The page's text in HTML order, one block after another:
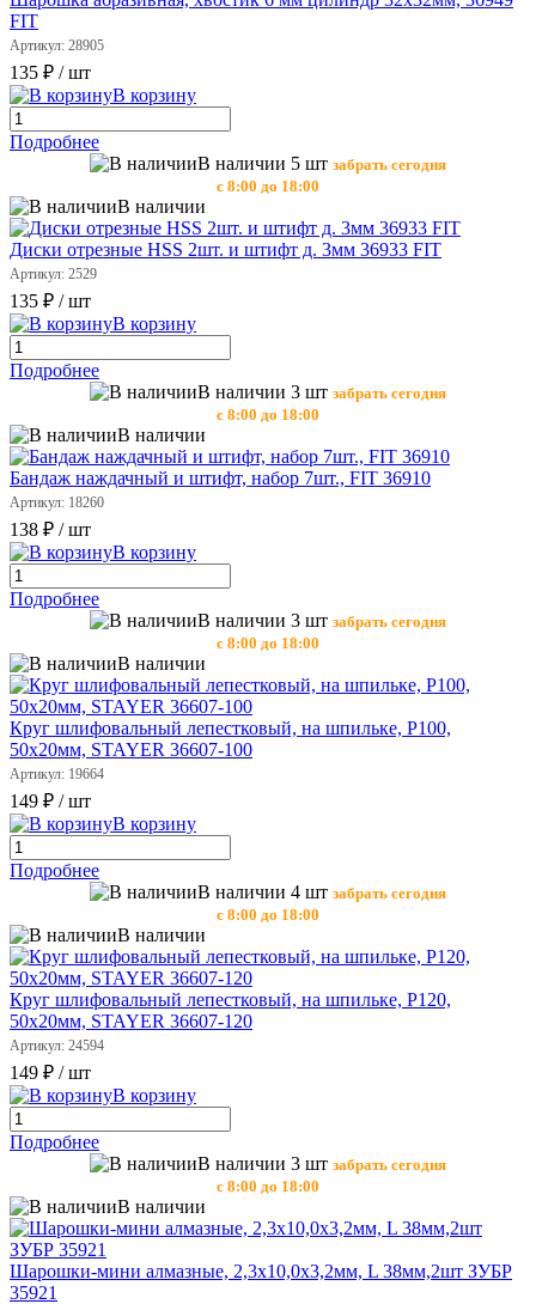
FIT
Артикул: 28905
135 ₽ / шт
В корзину
Подробнее
В наличии 5 шт забрать сегодня
с 8:00 до 18:00
В наличии
Диски отрезные HSS 2шт. и штифт д. 3мм 36933 FIT
Артикул: 2529
135 ₽ / шт
В корзину
Подробнее
В наличии 3 шт забрать сегодня
с 8:00 до 18:00
В наличии
Бандаж наждачный и штифт, набор 7шт., FIT 36910
Артикул: 18260
138 ₽ / шт
В корзину
Подробнее
В наличии 3 шт забрать сегодня
с 8:00 до 18:00
В наличии
Круг шлифовальный лепестковый, на шпильке, Р100,
50х20мм, STAYER 36607-100
Артикул: 19664
149 ₽ / шт
В корзину
Подробнее
В наличии 4 шт забрать сегодня
с 8:00 до 18:00
В наличии
Круг шлифовальный лепестковый, на шпильке, Р120,
50х20мм, STAYER 36607-120
Артикул: 24594
149 ₽ / шт
В корзину
Подробнее
В наличии 3 шт забрать сегодня
с 8:00 до 18:00
В наличии
Шарошки-мини алмазные, 2,3х10,0х3,2мм, L 38мм,2шт ЗУБР
35921